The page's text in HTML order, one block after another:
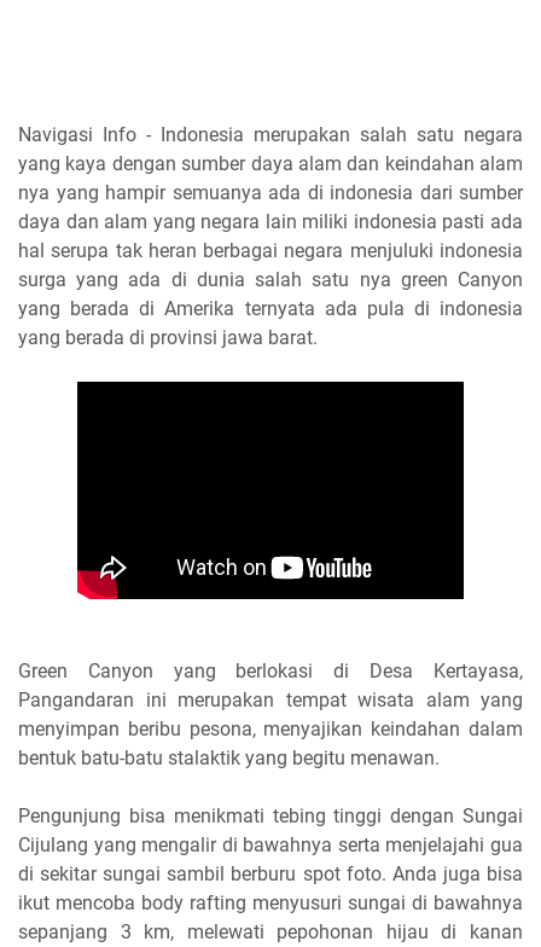
Navigasi Info - Indonesia merupakan salah satu negara
yang kaya dengan sumber daya alam dan keindahan alam
nya yang hampir semuanya ada di indonesia dari sumber
daya dan alam yang negara lain miliki indonesia pasti ada
hal serupa tak heran berbagai negara menjuluki indonesia
surga yang ada di dunia salah satu nya green Canyon
yang berada di Amerika ternyata ada pula di indonesia
yang berada di provinsi jawa barat.
Green Canyon yang berlokasi di Desa Kertayasa,
Pangandaran ini merupakan tempat wisata alam yang
menyimpan beribu pesona, menyajikan keindahan dalam
bentuk batu-batu stalaktik yang begitu menawan.
Pengunjung bisa menikmati tebing tinggi dengan Sungai
Cijulang yang mengalir di bawahnya serta menjelajahi gua
di sekitar sungai sambil berburu spot foto. Anda juga bisa
ikut mencoba body rafting menyusuri sungai di bawahnya
sepanjang 3 km, melewati pepohonan hijau di kanan